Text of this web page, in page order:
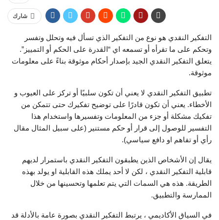
شارك
التفكير النقدي هو نوع من التفكير الذي تسأل فيه وتحلل وتفسر
وتحكم على ما تقرأه أو تسمعه اي “القدرة على الحكم أو التمييز”.
يتعلق التفكير النقدي الجيد بإصدار أحكام موثوقة بناءً على معلومات
موثوقة.
تطبيق التفكير النقدي لا يعني أن تكون سلبيًا أو تركز على العيوب و
الأخطاء. يعني أن تكون قادرًا على توضيح تفكيرك حتى تتمكن من
تفكيك مشكلة أو جزء من المعلومات وتفسيرها واستخدام هذا
التفسير للوصول إلى قرار أو حكم مستنير (على سبيل المثال مقال
رأي أو تفاهم او دافع سياسي).
يقال إن الأشخاص الذين يطبقون التفكير النقدي باستمرار لديهم
قابلية التفكير النقدي ، لكن لا أحد يملك هذه القابلية او يولد بهذه
الطريقة. هذه هي السمات التي يتم تعلمها وتحسينها من خلال
الممارسة والتطبيق.
في السياق الأكاديمي ، يرتبط التفكير النقدي بصورة عامة بالأدلة قد